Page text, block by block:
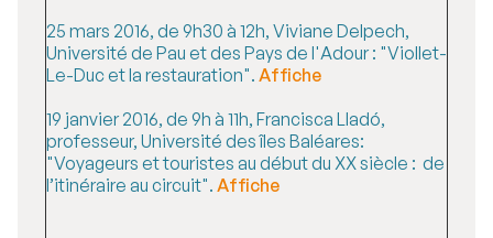
25 mars 2016, de 9h30 à 12h, Viviane Delpech,
Université de Pau et des Pays de l'Adour : "Viollet-
Le-Duc et la restauration". Affiche
19 janvier 2016, de 9h à 11h, Francisca Lladó,
professeur, Université des îles Baléares:
"Voyageurs et touristes au début du XX siècle : de
l’itinéraire au circuit". Affiche